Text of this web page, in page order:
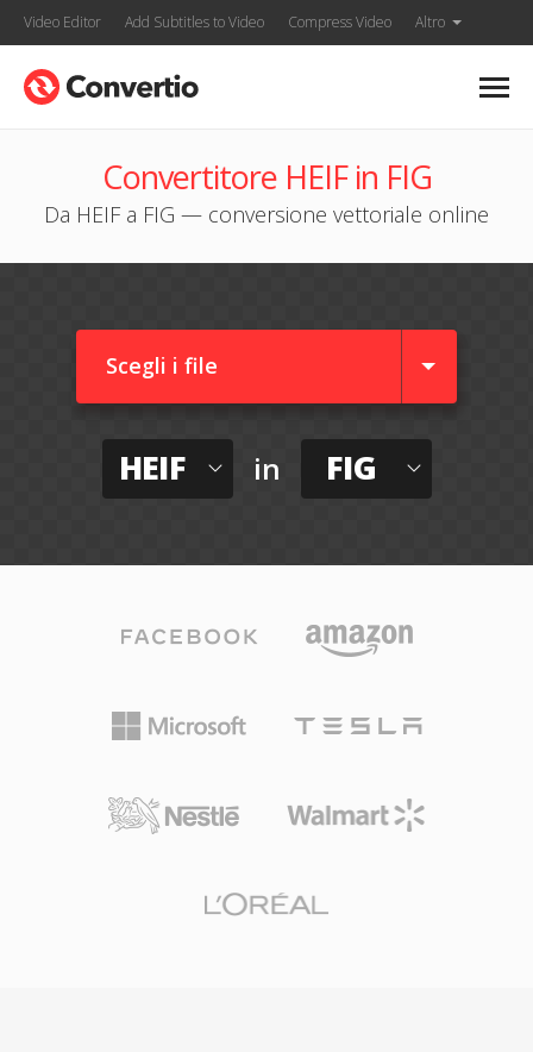
Video Editor Add Subtitles to Video Compress Video Altro
Convertitore HEIF in FIG
Da HEIF a FIG — conversione vettoriale online
Scegli i file
HEIF in FIG